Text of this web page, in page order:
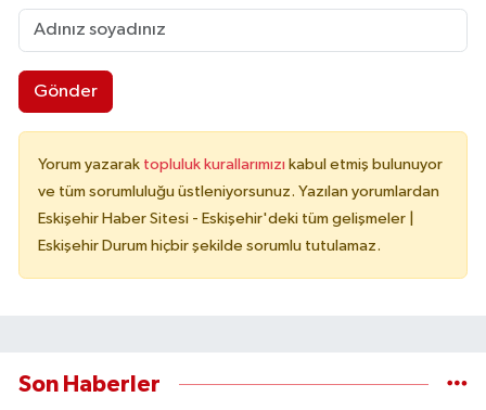
Gönder
Yorum yazarak topluluk kurallarımızı kabul etmiş bulunuyor
ve tüm sorumluluğu üstleniyorsunuz. Yazılan yorumlardan
Eskişehir Haber Sitesi - Eskişehir'deki tüm gelişmeler |
Eskişehir Durum hiçbir şekilde sorumlu tutulamaz.
Son Haberler